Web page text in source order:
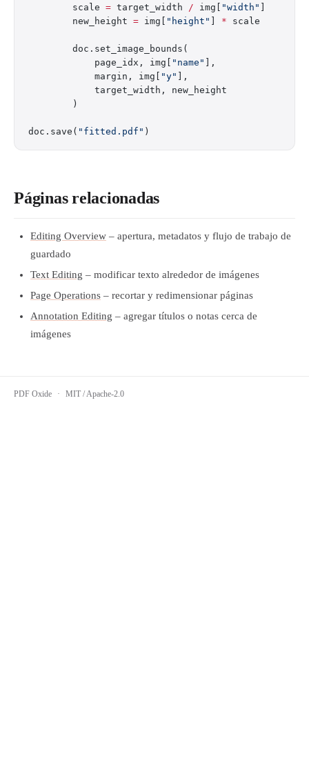
        scale
= target_width / img[ "width"
        new_height
= img[ "height" * scale
        doc.set_image_bounds(
            page_idx, img[
"name"
],
            margin, img[
"y"
],
            target_width, new_height
        )
doc.save( "fitted.pdf" )
Páginas relacionadas
Editing Overview – apertura, metadatos y flujo de trabajo de
guardado
Text Editing – modificar texto alrededor de imágenes
Page Operations – recortar y redimensionar páginas
Annotation Editing – agregar títulos o notas cerca de
imágenes
PDF Oxide · MIT / Apache-2.0